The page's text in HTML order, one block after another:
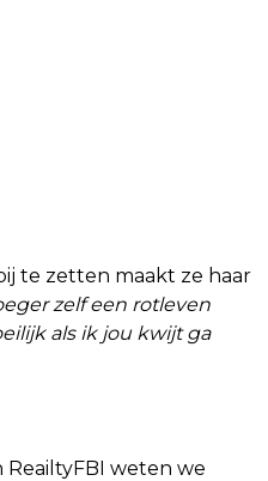
te zetten maakt ze haar
zelf een rotleven
als ik jou kwijt ga
weten we